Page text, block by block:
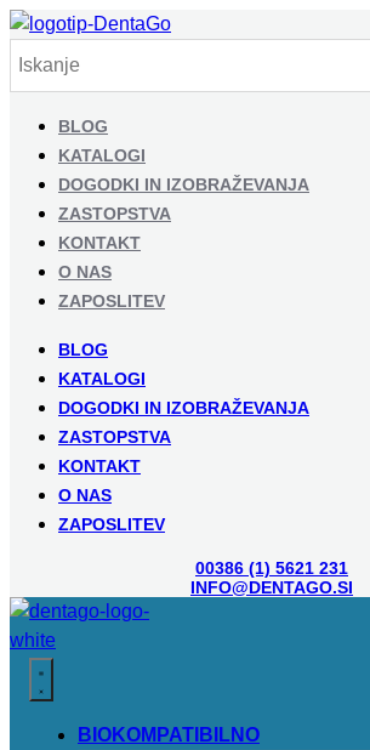
BLOG
KATALOGI
DOGODKI IN IZOBRAŽEVANJA
ZASTOPSTVA
KONTAKT
O NAS
ZAPOSLITEV
BLOG
KATALOGI
DOGODKI IN IZOBRAŽEVANJA
ZASTOPSTVA
KONTAKT
O NAS
ZAPOSLITEV
00386 (1) 5621 231
INFO@DENTAGO.SI
BIOKOMPATIBILNO